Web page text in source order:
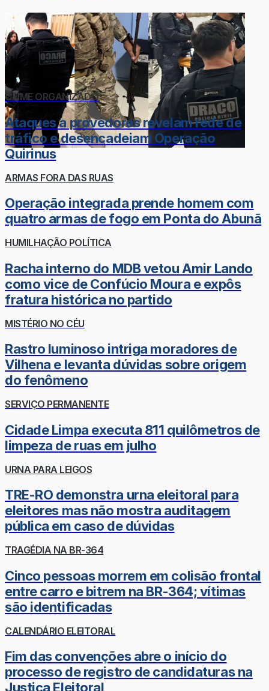
CRIME ORGANIZADO
Ataques a provedores revelam rede de
tráfico e desencadeiam Operação
Quirinus
ARMAS FORA DAS RUAS
Operação integrada prende homem com
quatro armas de fogo em Ponta do Abunã
HUMILHAÇÃO POLÍTICA
Racha interno do MDB vetou Amir Lando
como vice de Confúcio Moura e expôs
fratura histórica no partido
MISTÉRIO NO CÉU
Rastro luminoso intriga moradores de
Vilhena e levanta dúvidas sobre origem
do fenômeno
SERVIÇO PERMANENTE
Cidade Limpa executa 811 quilômetros de
limpeza de ruas em julho
URNA PARA LEIGOS
TRE-RO demonstra urna eleitoral para
eleitores mas não mostra auditagem
pública em caso de dúvidas
TRAGÉDIA NA BR-364
Cinco pessoas morrem em colisão frontal
entre carro e bitrem na BR-364; vítimas
são identificadas
CALENDÁRIO ELEITORAL
Fim das convenções abre o início do
processo de registro de candidaturas na
Justiça Eleitoral